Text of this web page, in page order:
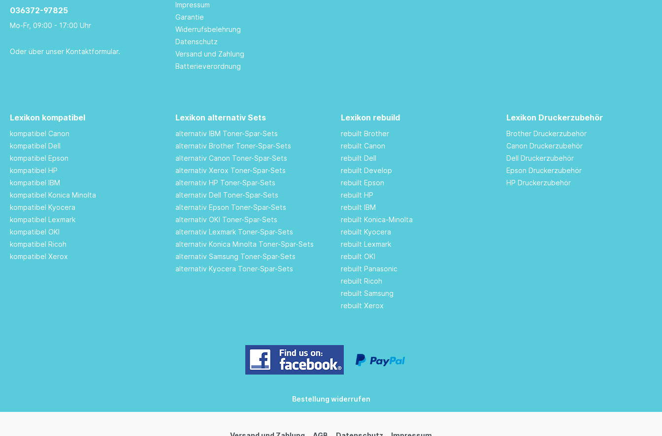
036372-97825
Mo-Fr, 09:00 - 17:00 Uhr
Oder über unser Kontaktformular.
Impressum
Garantie
Widerrufsbelehrung
Datenschutz
Versand und Zahlung
Batterieverordnung
Lexikon kompatibel
kompatibel Canon
kompatibel Dell
kompatibel Epson
kompatibel HP
kompatibel IBM
kompatibel Konica Minolta
kompatibel Kyocera
kompatibel Lexmark
kompatibel OKI
kompatibel Ricoh
kompatibel Xerox
Lexikon alternativ Sets
alternativ IBM Toner-Spar-Sets
alternativ Brother Toner-Spar-Sets
alternativ Canon Toner-Spar-Sets
alternativ Xerox Toner-Spar-Sets
alternativ HP Toner-Spar-Sets
alternativ Dell Toner-Spar-Sets
alternativ Epson Toner-Spar-Sets
alternativ OKI Toner-Spar-Sets
alternativ Lexmark Toner-Spar-Sets
alternativ Konica Minolta Toner-Spar-Sets
alternativ Samsung Toner-Spar-Sets
alternativ Kyocera Toner-Spar-Sets
Lexikon rebuild
rebuilt Brother
rebuilt Canon
rebuilt Dell
rebuilt Develop
rebuilt Epson
rebuilt HP
rebuilt IBM
rebuilt Konica-Minolta
rebuilt Kyocera
rebuilt Lexmark
rebuilt OKI
rebuilt Panasonic
rebuilt Ricoh
rebuilt Samsung
rebuilt Xerox
Lexikon Druckerzubehör
Brother Druckerzubehör
Canon Druckerzubehör
Dell Druckerzubehör
Epson Druckerzubehör
HP Druckerzubehör
Bestellung widerrufen